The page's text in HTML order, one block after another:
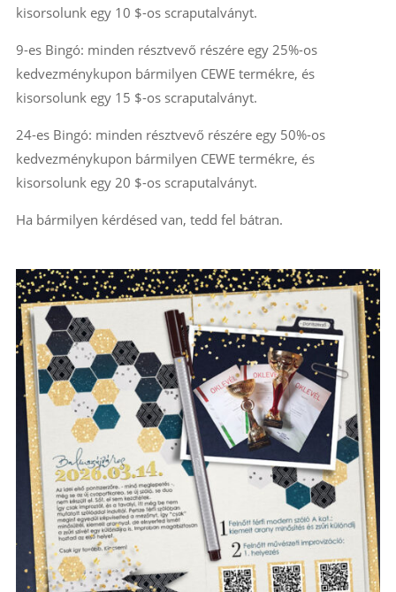
kisorsolunk egy 10 $-os scraputalványt.
9-es Bingó: minden résztvevő részére egy 25%-os
kedvezménykupon bármilyen CEWE termékre, és
kisorsolunk egy 15 $-os scraputalványt.
24-es Bingó: minden résztvevő részére egy 50%-os
kedvezménykupon bármilyen CEWE termékre, és
kisorsolunk egy 20 $-os scraputalványt.
Ha bármilyen kérdésed van, tedd fel bátran.